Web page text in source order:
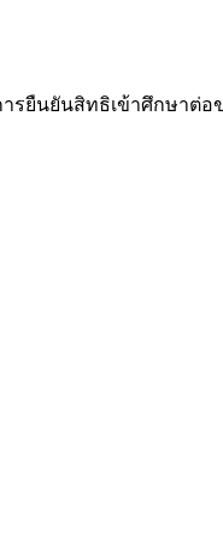
รยืนยันสิทธิเข้าศึกษาต่